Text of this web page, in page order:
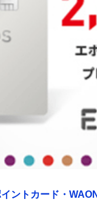
ントカード・